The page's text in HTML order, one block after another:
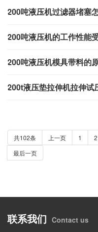
200吨液压机过滤器堵塞
200吨液压机的工作性能
200吨液压机模具带料的
200t液压垫拉伸机拉伸试
共102条 上一页 1 2
最后一页
联系我们 Contact us